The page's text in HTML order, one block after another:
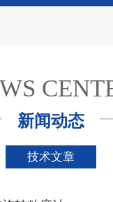
新闻动态
技术文章